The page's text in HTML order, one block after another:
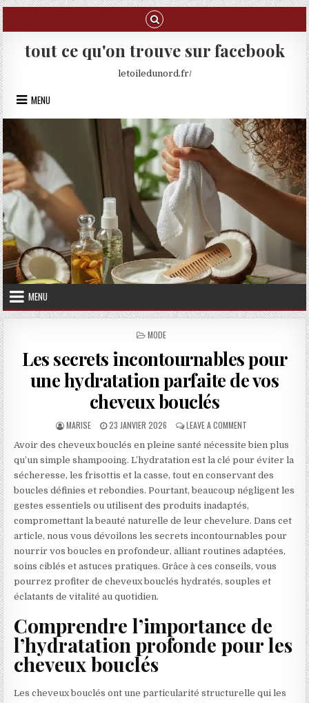
Skip to content
tout ce qu'on trouve sur facebook
letoiledunord.fr/
MENU
MENU
POSTED IN
MODE
Les secrets incontournables pour
une hydratation parfaite de vos
cheveux bouclés
AUTHOR:
MARISE PUBLISHED DATE:
23 JANVIER 2026 LEAVE A COMMENTON LES SECRETS
Avoir des cheveux bouclés en pleine santé nécessite bien plus
qu’un simple shampooing. L’hydratation est la clé pour éviter la
sécheresse, les frisottis et la casse, tout en conservant des
boucles définies et rebondies. Pourtant, beaucoup négligent les
gestes essentiels ou utilisent des produits inadaptés,
compromettant la beauté naturelle de leur chevelure. Dans cet
article, nous vous dévoilons les secrets incontournables pour
nourrir vos boucles en profondeur, alliant routines adaptées,
soins ciblés et astuces pratiques. Grâce à ces conseils, vous
pourrez profiter de cheveux bouclés hydratés, souples et
éclatants de vitalité au quotidien.
Comprendre l’importance de
l’hydratation profonde pour les
cheveux bouclés
Les cheveux bouclés ont une particularité structurelle qui les